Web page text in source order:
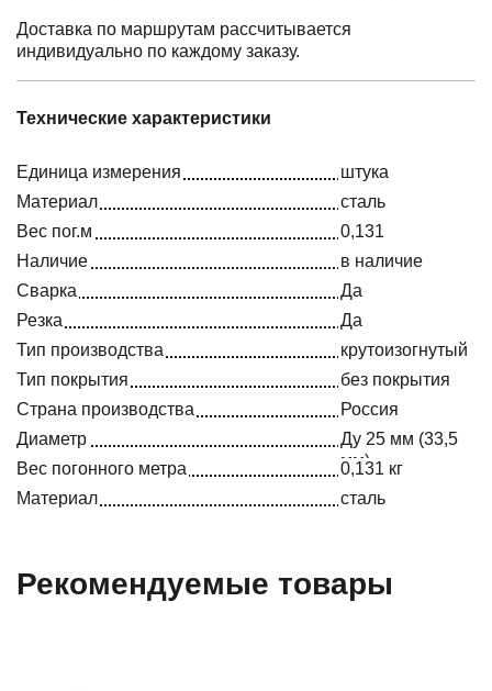
Доставка по маршрутам рассчитывается
индивидуально по каждому заказу.
Технические характеристики
Единица измерения
штука
Материал
сталь
Вес пог.м
0,131
Наличие
в наличие
Сварка
Да
Резка
Да
Тип производства
крутоизогнутый
Тип покрытия
без покрытия
Страна производства
Россия
Диаметр
Ду 25 мм (33,5
мм)
Вес погонного метра
0,131 кг
Материал
сталь
Рекомендуемые товары